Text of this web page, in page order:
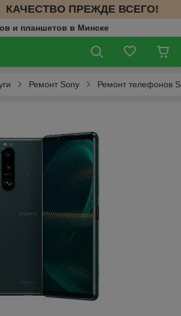
- КАЧЕСТВО ПРЕЖДЕ ВСЕГО!
и планшетов в Минске
Ремонт Sony Ремонт телефонов